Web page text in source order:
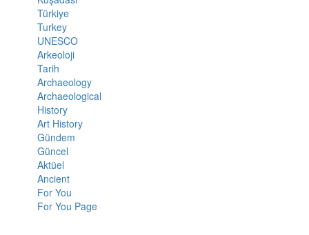
Türkiye
Turkey
UNESCO
Arkeoloji
Tarih
Archaeology
Archaeological
History
Art History
Gündem
Güncel
Aktüel
Ancient
For You
For You Page